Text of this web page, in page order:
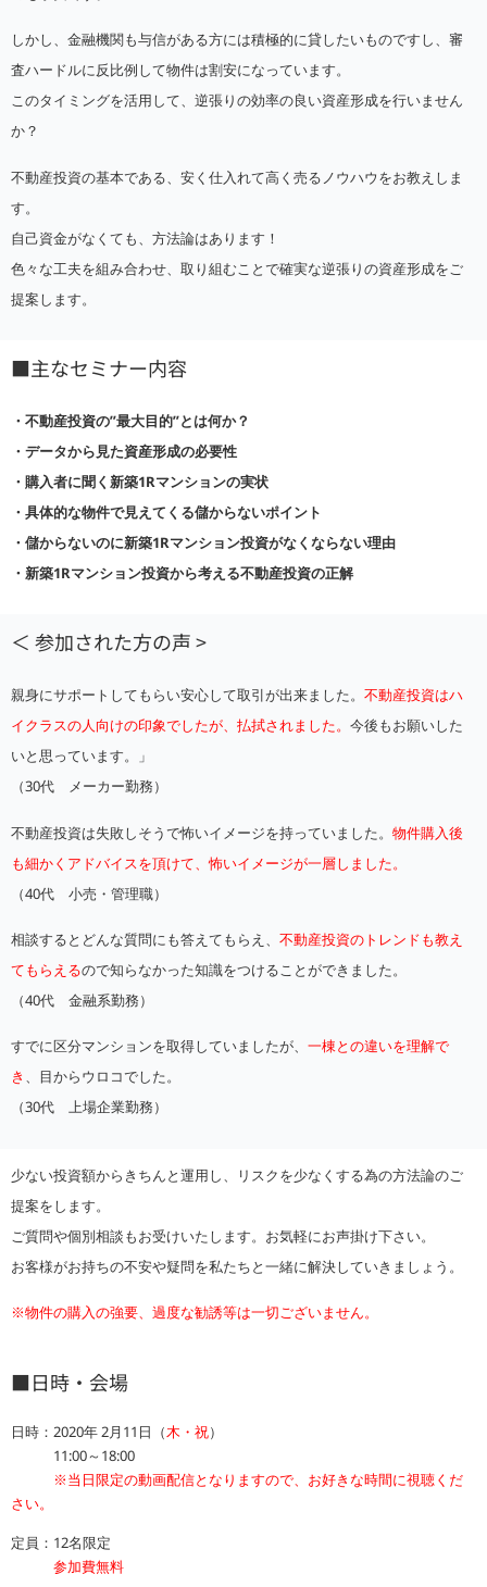
しかし、金融機関も与信がある方には積極的に貸したいものですし、審
査ハードルに反比例して物件は割安になっています。
このタイミングを活用して、逆張りの効率の良い資産形成を行いません
か？
不動産投資の基本である、安く仕入れて高く売るノウハウをお教えしま
す。
自己資金がなくても、方法論はあります！
色々な工夫を組み合わせ、取り組むことで確実な逆張りの資産形成をご
提案します。
■主なセミナー内容
・不動産投資の”最大目的”とは何か？
・データから見た資産形成の必要性
・購入者に聞く新築1Rマンションの実状
・具体的な物件で見えてくる儲からないポイント
・儲からないのに新築1Rマンション投資がなくならない理由
・新築1Rマンション投資から考える不動産投資の正解
＜ 参加された方の声 >
親身にサポートしてもらい安心して取引が出来ました。 不動産投資はハ
イクラスの人向けの印象でしたが、払拭されました。 今後もお願いした
いと思っています。」
（30代 メーカー勤務）
不動産投資は失敗しそうで怖いイメージを持っていました。 物件購入後
も細かくアドバイスを頂けて、怖いイメージが一層しました。
（40代 小売・管理職）
相談するとどんな質問にも答えてもらえ、 不動産投資のトレンドも教え
てもらえるので知らなかった知識をつけることができました。
（40代 金融系勤務）
すでに区分マンションを取得していましたが、 一棟との違いを理解で
き 、目からウロコでした。
（30代 上場企業勤務）
少ない投資額からきちんと運用し、リスクを少なくする為の方法論のご
提案をします。
ご質問や個別相談もお受けいたします。お気軽にお声掛け下さい。
お客様がお持ちの不安や疑問を私たちと一緒に解決していきましょう。
※物件の購入の強要、過度な勧誘等は一切ございません。
■日時・会場
日時：2020年 2月11日（木・祝）
11:00～18:00
※当日限定の動画配信となりますので、お好きな時間に視聴くだ
さい。
定員：12名限定
参加費無料